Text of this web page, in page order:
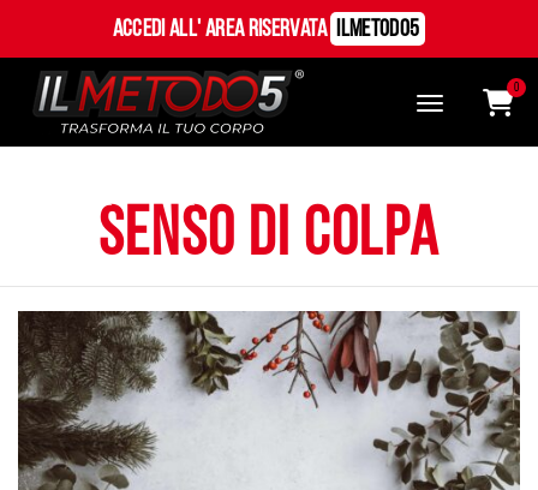
Accedi all' Area Riservata ILMetodo5
0
senso di colpa